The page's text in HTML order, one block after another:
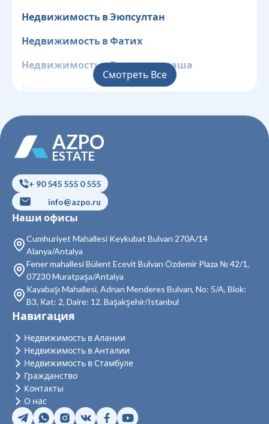
Недвижимость в Эюпсултан
Недвижимость в Фатих
Недвижимость в Газиосманпаша
Недвижимость в Гюнгёрен
Недвижимость в Кагытхане
Недвижимость в Кючюкчекмедже
Недвижимость в Бейоглу
Недвижимость в Байрампаша
Недвижимость в Бешикташ
Недвижимость в Сарыер
Недвижимость в Султангази
Недвижимость в Силиври
Недвижимость в Шишли
Недвижимость в Адаляр
Недвижимость в Аташехир
Недвижимость в Бейкоз
Смотреть Все
AZPO
ESTATE
+ 90 545 555 0 555
info@azpo.ru
Наши офисы
Cumhuriyet Mahallesi Keykubat Bulvarı 270A/14
Alanya/Antalya
Fener mahallesi Bülent Ecevit Bulvarı Özdemir Plaza № 42/1,
07230 Muratpaşa/Antalya
Kayabaşı Mahallesi, Adnan Menderes Bulvarı, No: 5/A, Blok:
B3, Kat: 2, Daire: 12. Başakşehir/Istanbul
Навигация
Недвижимость в Алании
Недвижимость в Анталии
Недвижимость в Стамбуле
Гражданство
Контакты
О нас